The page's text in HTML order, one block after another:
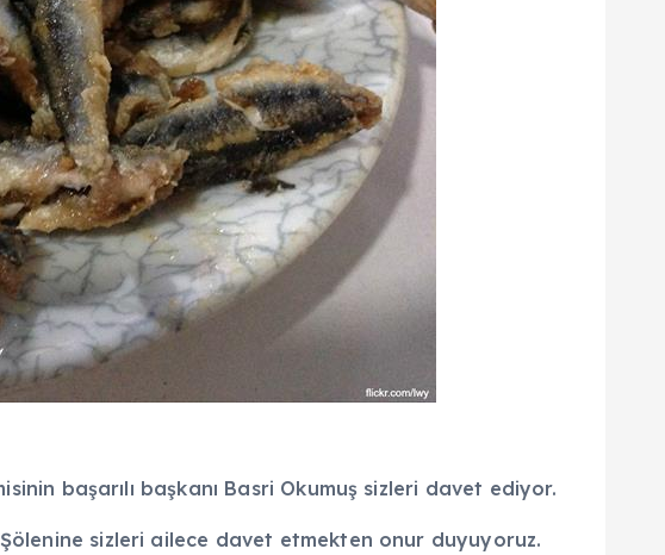
başarılı başkanı Basri Okumuş sizleri davet ediyor.
sizleri ailece davet etmekten onur duyuyoruz.